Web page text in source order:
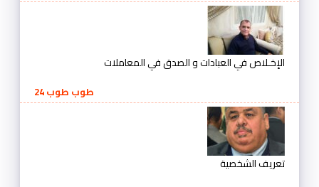
الإخـلاص في العبادات و الصدق في المعاملات
طوب طوب 24
تعريف الشخصية